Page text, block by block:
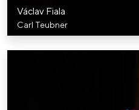
Václav Fiala
Carl Teubner